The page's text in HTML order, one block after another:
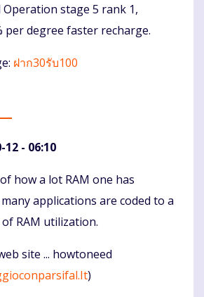
Operation stage 5 rank 1,
per degree faster recharge.
ฝาก30รับ100
12 - 06:10
how a lot RAM one has
applications are coded to a
RAM utilization.
site ... howtoneed
)